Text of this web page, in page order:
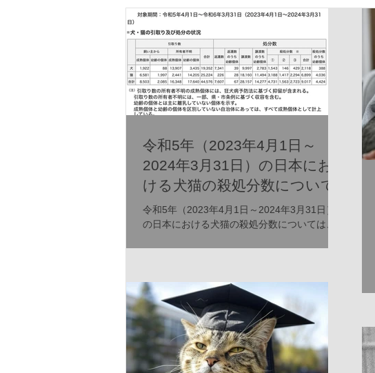
令和5年（2023年4月1日～
2024年3月31日）の日本にお
ける犬猫の殺処分数について
令和5年（2023年4月1日～2024年3月31日）
の日本における犬猫の殺処分数については、
新され、自治体や動物愛護センターにおける
犬猫の収容、譲渡、殺処...